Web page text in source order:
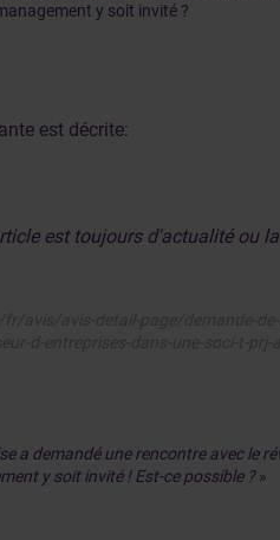
y soit invité ?
est décrite:
est toujours d'actualité ou
avis/avis-detail-page/demande-
d-entreprises-dans-une-soci-t-prj-
a demandé une rencontre avec le
y soit invité ! Est-ce possible ?»